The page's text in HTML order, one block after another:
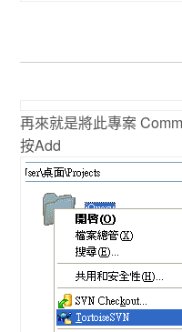
再來就是將此專案
按Add